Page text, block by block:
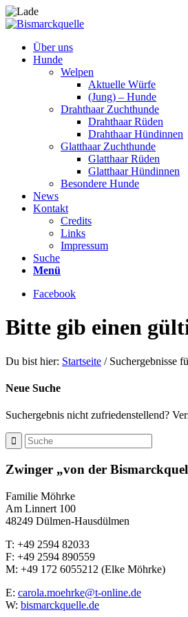
Über uns
Hunde
Welpen
Aktuelle Würfe
(Jung) – Hunde
Drahthaar Zuchthunde
Drahthaar Rüden
Drahthaar Hündinnen
Glatthaar Zuchthunde
Glatthaar Rüden
Glatthaar Hündinnen
Besondere Hunde
News
Kontakt
Credits
Links
Impressum
Suche
Menü
Facebook
Bitte gib einen
Du bist hier: Startseite / Suchergebnisse
Neue Suche
Suchergebnis nicht zufriedenstellend?
Zwinger „von der
Familie Möhrke
Am Linnert 100
48249 Dülmen-Hausdülmen
T: +49 2594 82033
F: +49 2594 890559
M: +49 172 6055212 (Elke Möhrke)
E: carola.moehrke@t-online.de
W: bismarckquelle.de